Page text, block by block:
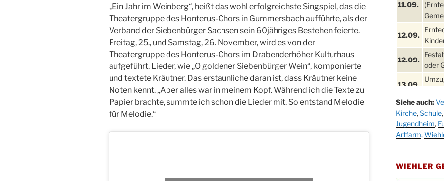
„Ein Jahr im Weinberg“, heißt das wohl erfolgreichste Singspiel, das die
Theatergruppe des Honterus-Chors in Gummersbach aufführte, als der
Verband der Siebenbürger Sachsen sein 60jähriges Bestehen feierte.
Freitag, 25., und Samstag, 26. November, wird es von der
Theatergruppe des Honterus-Chors im Drabenderhöher Kulturhaus
aufgeführt. Lieder, wie „O goldener Siebenbürger Wein“, komponierte
und textete Kräutner. Das erstaunliche daran ist, dass Kräutner keine
Noten kennt. „Aber alles war in meinem Kopf. Während ich die Texte zu
Papier brachte, summte ich schon die Lieder mit. So entstand Melodie
für Melodie.“
11.09.
12.09.
12.09.
oder
13.09.
19.09.
25. u.
26.09.
10-12
Siehe auch:
Kirche,Schule,
Jugendheim,
Artfarm,
WIEHLER